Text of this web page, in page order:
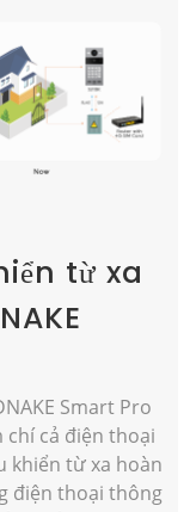
từ xa
Smart Pro
chí cả điện thoại
khiển từ xa hoàn
điện thoại thông